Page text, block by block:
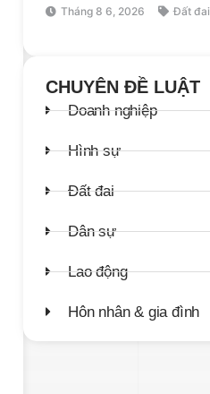
Tháng 8 6, 2026 Đất đai
CHUYÊN ĐỀ LUẬT
Doanh nghiệp
Hình sự
Đất đai
Dân sự
Lao động
Hôn nhân & gia đình